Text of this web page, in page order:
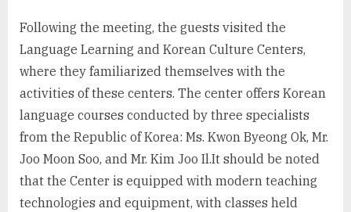
Following the meeting, the guests visited the
Language Learning and Korean Culture Centers,
where they familiarized themselves with the
activities of these centers. The center offers Korean
language courses conducted by three specialists
from the Republic of Korea: Ms. Kwon Byeong Ok, Mr.
Joo Moon Soo, and Mr. Kim Joo Il.It should be noted
that the Center is equipped with modern teaching
technologies and equipment, with classes held